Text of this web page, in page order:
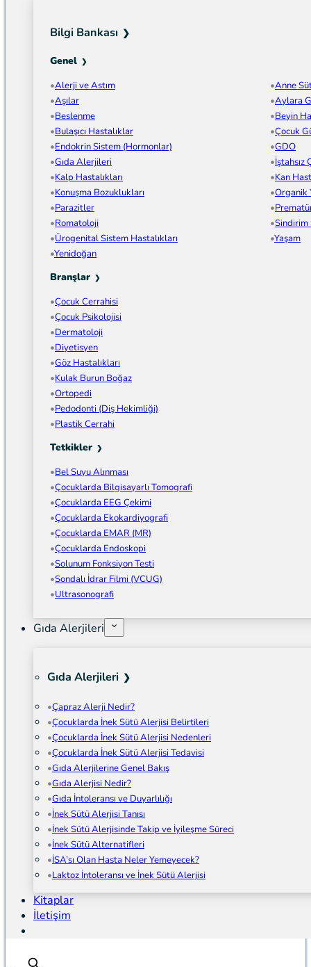
Bilgi Bankası
Genel
Alerji ve Astım
Anne
Aşılar
Aylara
Beslenme
Beyin
Bulaşıcı Hastalıklar
Çocuk
Endokrin Sistem (Hormonlar)
GDO
Gıda Alerjileri
İştahsız
Kalp Hastalıkları
Kan
Konuşma Bozuklukları
Organik
Parazitler
Romatoloji
Sindirim
Ürogenital Sistem Hastalıkları
Yaşam
Yenidoğan
Branşlar
Çocuk Cerrahisi
Çocuk Psikolojisi
Dermatoloji
Diyetisyen
Göz Hastalıkları
Kulak Burun Boğaz
Ortopedi
Pedodonti (Diş Hekimliği)
Plastik Cerrahi
Tetkikler
Bel Suyu Alınması
Çocuklarda Bilgisayarlı Tomografi
Çocuklarda EEG Çekimi
Çocuklarda Ekokardiyografi
Çocuklarda EMAR (MR)
Çocuklarda Endoskopi
Solunum Fonksiyon Testi
Sondalı İdrar Filmi (VCUG)
Ultrasonografi
Gıda Alerjileri
Gıda Alerjileri
Çapraz Alerji Nedir?
Çocuklarda İnek Sütü Alerjisi Belirtileri
Çocuklarda İnek Sütü Alerjisi Nedenleri
Çocuklarda İnek Sütü Alerjisi Tedavisi
Gıda Alerjilerine Genel Bakış
Gıda Alerjisi Nedir?
Gıda İntoleransı ve Duyarlılığı
İnek Sütü Alerjisi Tanısı
İnek Sütü Alerjisinde Takip ve İyileşme Süreci
İnek Sütü Alternatifleri
İSA’sı Olan Hasta Neler Yemeyecek?
Laktoz İntoleransı ve İnek Sütü Alerjisi
Kitaplar
İletişim